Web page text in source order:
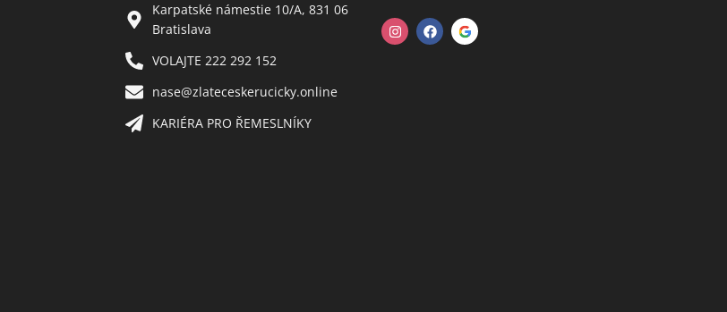
Karpatské námestie 10/A, 831 06
Bratislava
VOLAJTE 222 292 152
nase@zlateceskerucicky.online
KARIÉRA PRO ŘEMESLNÍKY